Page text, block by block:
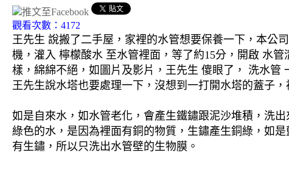
觀看次數：4172
王先生 說搬了二手屋，家裡的水管想要保養一下，本公
機，灌入 檸檬酸水 至水管裡面，等了約15分，開啟 水
樣，綿綿不絕，如圖片及影片，王先生 傻眼了， 洗水管
王先生說水塔也要處理一下，沒想到一打開水塔的蓋子
如是自來水，如水管老化，會產生鐵鏽跟泥沙堆積，洗
綠色的水，是因為裡面有銅的物質，生鏽產生銅綠，如
有生鏽，所以只洗出水管壁的生物膜。